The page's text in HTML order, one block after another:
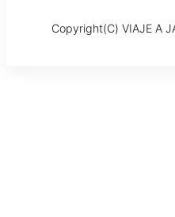
Copyright(C) VIAJE A